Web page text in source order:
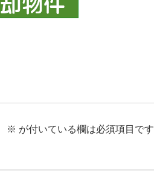
※ が付いている欄は必須項目です